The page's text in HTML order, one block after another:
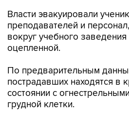
Власти эвакуировали
преподавателей и
вокруг учебного заведения
оцепленной.
По предварительным
пострадавших находятся в
состоянии с
грудной клетки.